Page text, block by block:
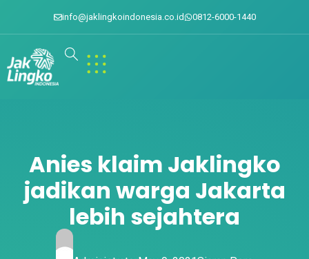
info@jaklingkoindonesia.co.id 0812-6000-1440
Anies klaim Jaklingko
jadikan warga Jakarta
lebih sejahtera